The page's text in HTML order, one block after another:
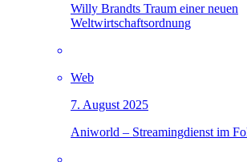
Willy Brandts Traum einer neuen
Weltwirtschaftsordnung
Web
7. August 2025
Aniworld – Streamingdienst im